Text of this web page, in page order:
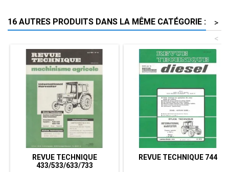
16 AUTRES PRODUITS DANS LA MÊME CATÉGORIE :
>
<
REVUE TECHNIQUE
433/533/633/733
REVUE TECHNIQUE 744